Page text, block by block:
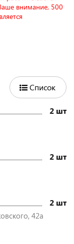
внимание, 500
Список
2 шт
2 шт
2 шт
42а